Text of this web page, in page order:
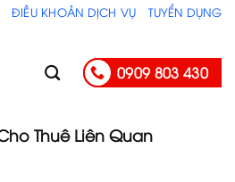
ĐIỀU KHOẢN DỊCH VỤ TUYỂN DỤNG
0909 803 430
Thuê Liên Quan